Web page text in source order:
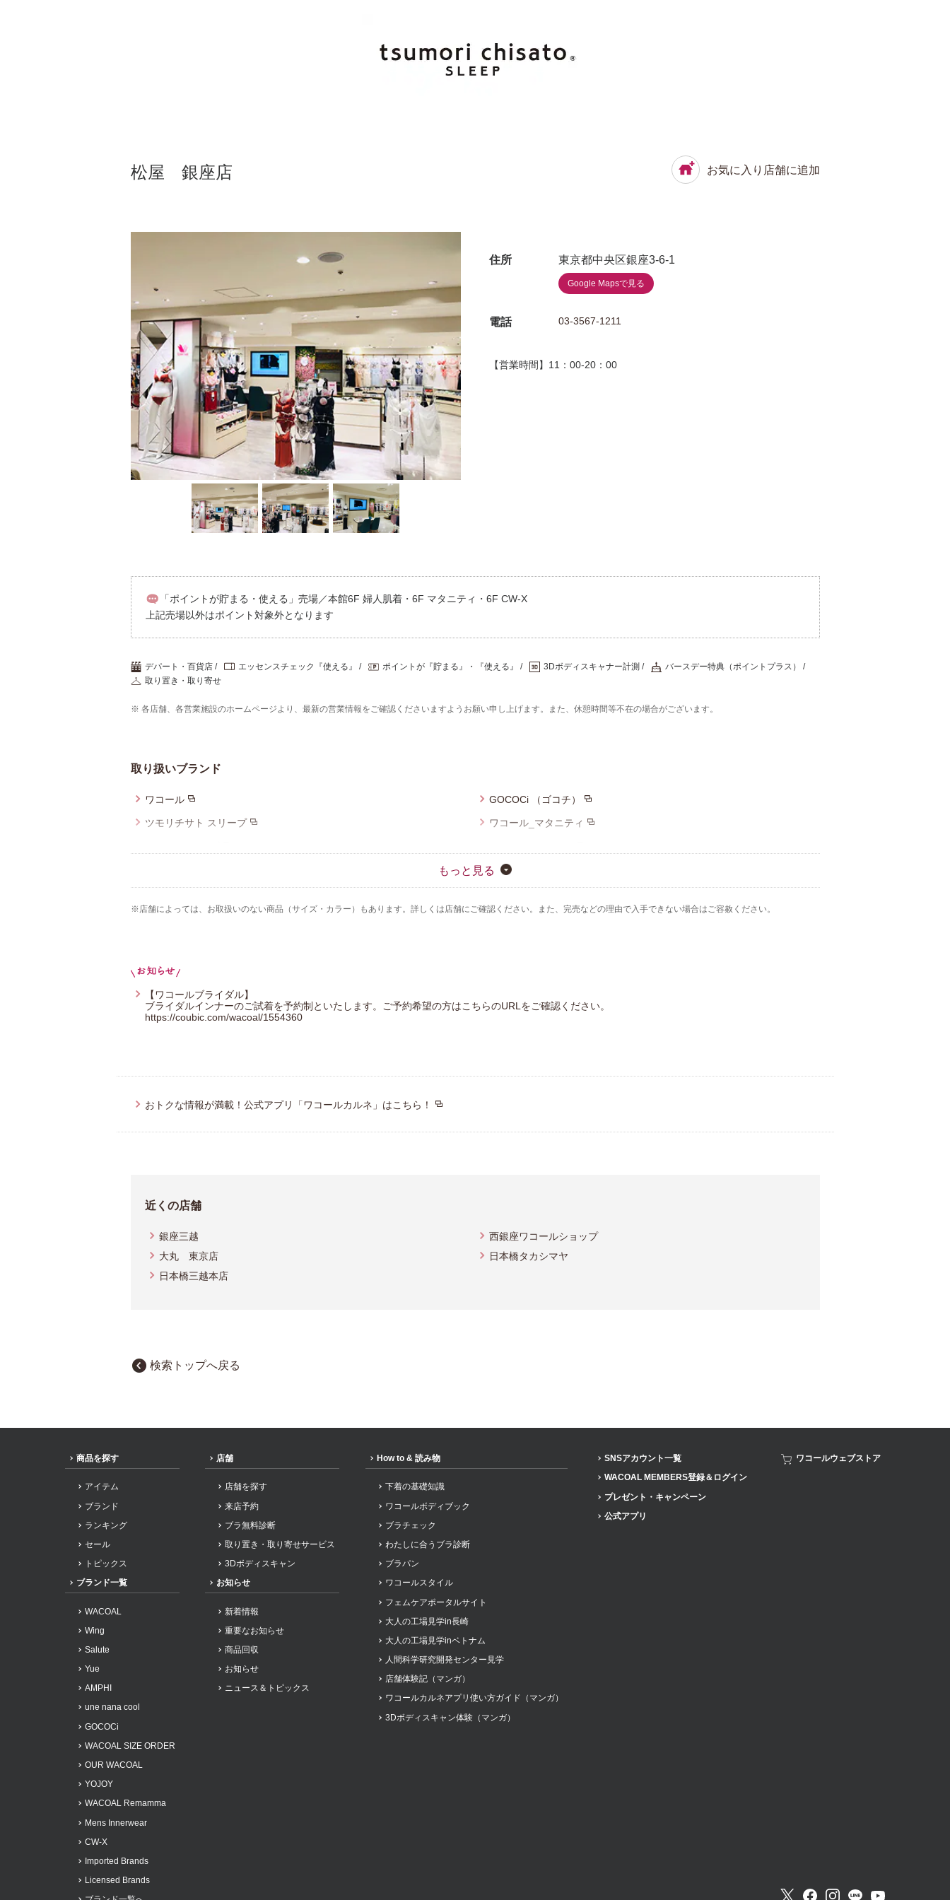
松屋 銀座店 お気に入り店舗に追加
住所 東京都中央区銀座3-6-1
Google Mapsで見る
電話 03-3567-1211
【営業時間】11：00-20：00
「ポイントが貯まる・使える」売場／本館6F 婦人肌着・6F マタニティ・6F CW-X
上記売場以外はポイント対象外となります
デパート・百貨店 エッセンスチェック『使える』 ポイントが『貯まる』・『使える』 3Dボディスキャナー計測
バースデー特典（ポイントプラス）
取り置き・取り寄せ
※ 各店舗、各営業施設のホームページより、最新の営業情報をご確認くださいますようお願い申し上げます。また、休憩時間等不在の場合がございます。
取り扱いブランド
ワコール GOCOCi （ゴコチ）
ツモリチサト スリープ ワコール_マタニティ
Yue（ユエ）
ハンロ ワコールサイズオーダー
もっと見る
※店舗によっては、お取扱いのない商品（サイズ・カラー）もあります。詳しくは店舗にご確認ください。また、完売などの理由で入手できない場合はご容赦ください。
【ワコールブライダル】
ブライダルインナーのご試着を予約制といたします。ご予約希望の方はこちらのURLをご確認ください。
https://coubic.com/wacoal/1554360
おトクな情報が満載！公式アプリ「ワコールカルネ」はこちら！
近くの店舗
銀座三越
西銀座ワコールショップ
大丸 東京店
日本橋タカシマヤ
日本橋三越本店
検索トップへ戻る
商品を探す
アイテム
ブランド
ランキング
セール
トピックス
ブランド一覧
WACOAL
Wing
Salute
Yue
AMPHI
une nana cool
GOCOCi
WACOAL SIZE ORDER
OUR WACOAL
YOJOY
WACOAL Remamma
Mens Innerwear
CW-X
Imported Brands
Licensed Brands
店舗
店舗を探す
来店予約
ブラ無料診断
取り置き・取り寄せサービス
3Dボディスキャン
お知らせ
新着情報
重要なお知らせ
商品回収
お知らせ
ニュース＆トピックス
How to & 読み物
下着の基礎知識
ワコールボディブック
ブラチェック
わたしに合うブラ診断
ブラパン
ワコールスタイル
フェムケアポータルサイト
大人の工場見学in長崎
大人の工場見学inベトナム
人間科学研究開発センター見学
店舗体験記（マンガ）
ワコールカルネアプリ使い方ガイド（マンガ）
3Dボディスキャン体験（マンガ）
SNSアカウント一覧
WACOAL MEMBERS登録＆ログイン
プレゼント・キャンペーン
公式アプリ
ワコールウェブストア